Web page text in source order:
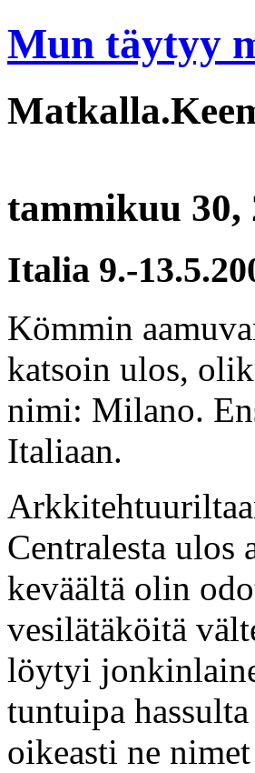
Mun täytyy
tammikuu 30,
Italia 9.-
Kömmin
katsoin ulos,
nimi: Milano.
Italiaan.
Centralesta ulos
keväältä olin
vesilätäköitä
löytyi
tuntuipa
oikeasti ne